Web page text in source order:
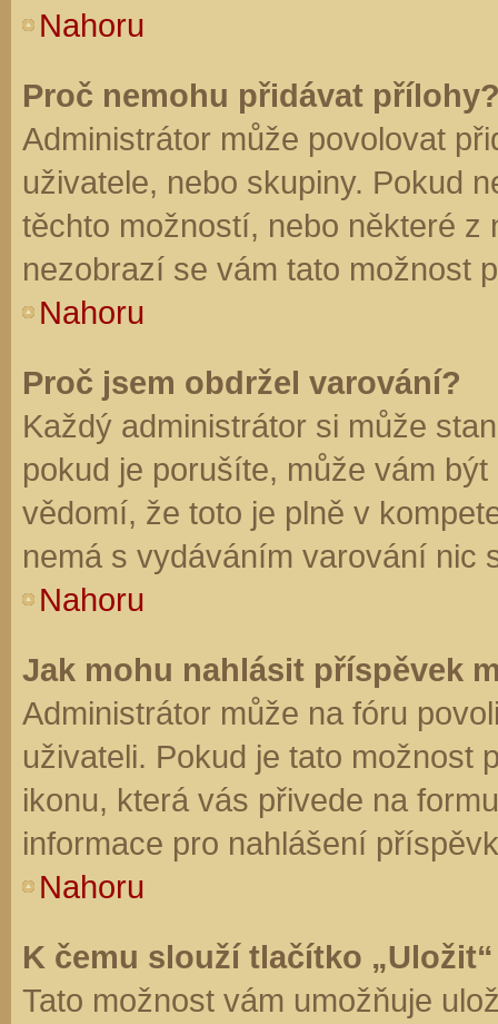
Nahoru
Proč nemohu přidávat
Administrátor může povolovat
uživatele, nebo skupiny. Pokud
těchto možností, nebo některé z
nezobrazí se vám tato možnost
Nahoru
Proč jsem obdržel varování?
Každý administrátor si může
pokud je porušíte, může vám
vědomí, že toto je plně v
nemá s vydáváním varování nic
Nahoru
Jak mohu nahlásit příspěvek
Administrátor může na fóru
uživateli. Pokud je tato možnost
ikonu, která vás přivede na
informace pro nahlášení
Nahoru
K čemu slouží tlačítko
Tato možnost vám umožňuje